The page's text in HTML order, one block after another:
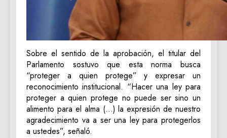
Sobre el sentido de la aprobación, el titular del
Parlamento sostuvo que esta norma busca
“proteger a quien protege” y expresar un
reconocimiento institucional. “Hacer una ley para
proteger a quien protege no puede ser sino un
alimento para el alma (…) la expresión de nuestro
agradecimiento va a ser una ley para protegerlos
a ustedes”, señaló.